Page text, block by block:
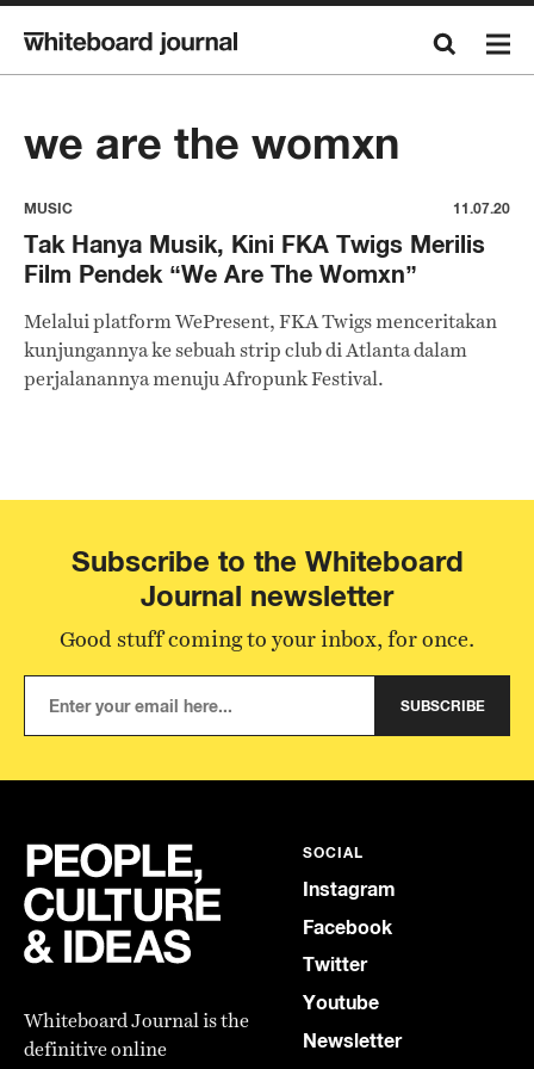
we are the womxn
MUSIC 11.07.20
Tak Hanya Musik, Kini FKA Twigs Merilis
Film Pendek “We Are The Womxn”
Melalui platform WePresent, FKA Twigs menceritakan
kunjungannya ke sebuah strip club di Atlanta dalam
perjalanannya menuju Afropunk Festival.
Subscribe to the Whiteboard
Journal newsletter
Good stuff coming to your inbox, for once.
SUBSCRIBE
Whiteboard Journal is the
definitive online
SOCIAL
Instagram
Facebook
Twitter
Youtube
Newsletter